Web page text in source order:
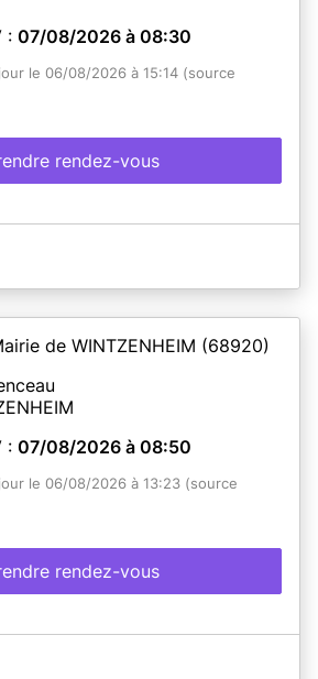
: 07/08/2026 à 08:30
le 06/08/2026 à 15:14 (source
rendez-vous
de WINTZENHEIM (68920)
: 07/08/2026 à 08:50
le 06/08/2026 à 13:23 (source
rendez-vous